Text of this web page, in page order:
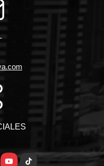
YouTubeTikTok